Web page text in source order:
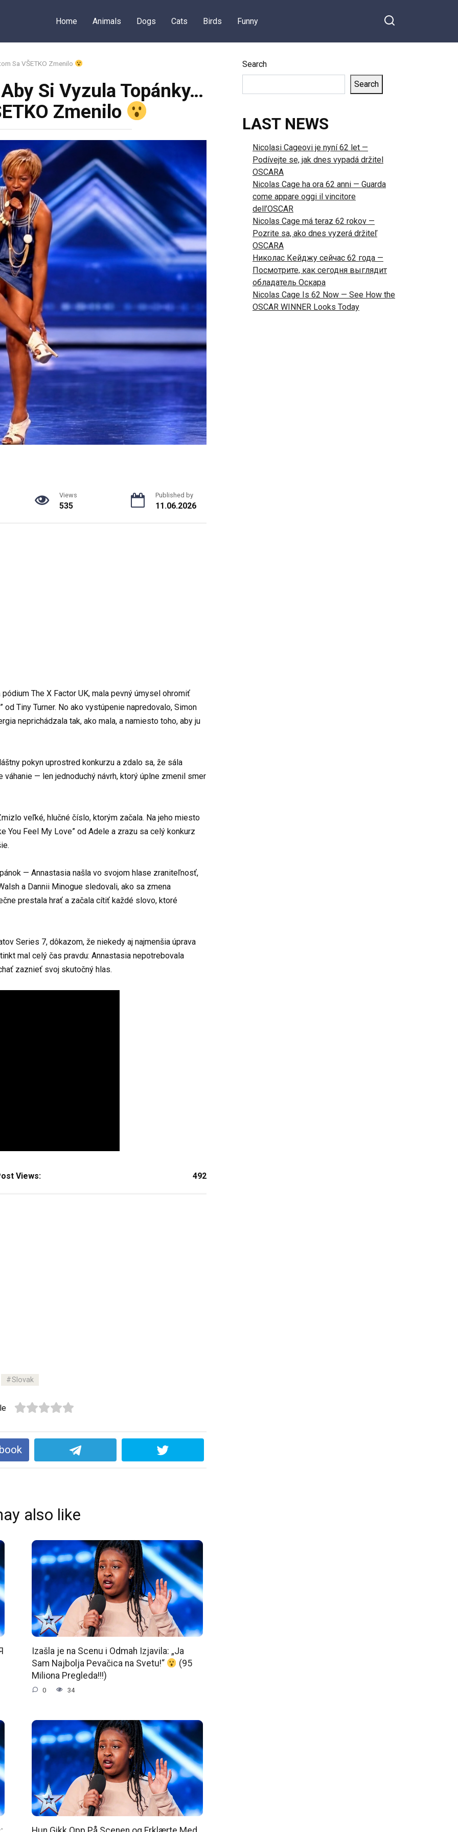
Home Animals Dogs Cats Birds Funny
Sa VŠETKO Zmenilo
Si Vyzula Topánky…
Zmenilo
Views
535
Published by
11.06.2026
The X Factor UK, mala pevný úmysel ohromiť
Tiny Turner. No ako vystúpenie napredovalo, Simon
neprichádzala tak, ako mala, a namiesto toho, aby ju
pokyn uprostred konkurzu a zdalo sa, že sála
— len jednoduchý návrh, ktorý úplne zmenil smer
veľké, hlučné číslo, ktorým začala. Na jeho miesto
You Feel My Love” od Adele a zrazu sa celý konkurz
— Annastasia našla vo svojom hlase zraniteľnosť,
a Dannii Minogue sledovali, ako sa zmena
prestala hrať a začala cítiť každé slovo, ktoré
Series 7, dôkazom, že niekedy aj najmenšia úprava
mal celý čas pravdu: Annastasia nepotrebovala
zaznieť svoj skutočný hlas.
Views: 492
Slovak
also like
Izašla je na Scenu i Odmah Izjavila: „Ja
Sam Najbolja Pevačica na Svetu!“
(95
Miliona Pregleda!!!)
0 34
Search
Search
LAST NEWS
Nicolasi Cageovi je nyní 62 let —
Podívejte se, jak dnes vypadá držitel
OSCARA
Nicolas Cage ha ora 62 anni — Guarda
come appare oggi il vincitore
dell’OSCAR
Nicolas Cage má teraz 62 rokov —
Pozrite sa, ako dnes vyzerá držiteľ
OSCARA
Николас Кейджу сейчас 62 года —
Посмотрите, как сегодня выглядит
обладатель Оскара
Nicolas Cage Is 62 Now — See How the
OSCAR WINNER Looks Today